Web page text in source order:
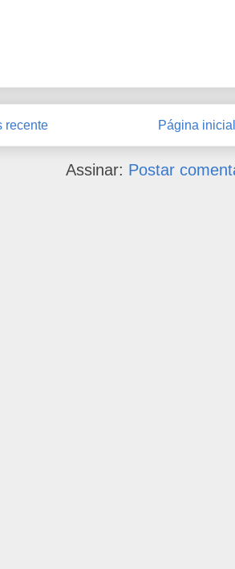
recente Página inicial
Assinar: Postar